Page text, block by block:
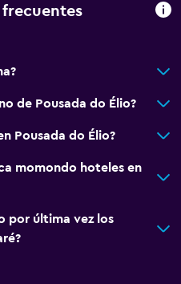
frecuentes
de Pousada do Élio?
Pousada do Élio?
momondo hoteles en
por última vez los